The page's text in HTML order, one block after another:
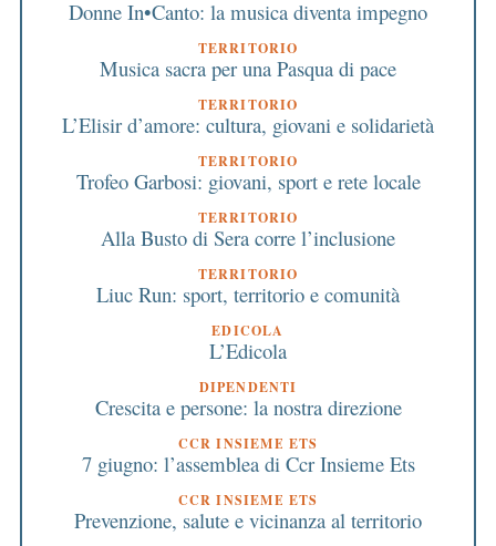
Donne In•Canto: la musica diventa impegno
TERRITORIO
Musica sacra per una Pasqua di pace
TERRITORIO
L’Elisir d’amore: cultura, giovani e solidarietà
TERRITORIO
Trofeo Garbosi: giovani, sport e rete locale
TERRITORIO
Alla Busto di Sera corre l’inclusione
TERRITORIO
Liuc Run: sport, territorio e comunità
EDICOLA
L’Edicola
DIPENDENTI
Crescita e persone: la nostra direzione
CCR INSIEME ETS
7 giugno: l’assemblea di Ccr Insieme Ets
CCR INSIEME ETS
Prevenzione, salute e vicinanza al territorio